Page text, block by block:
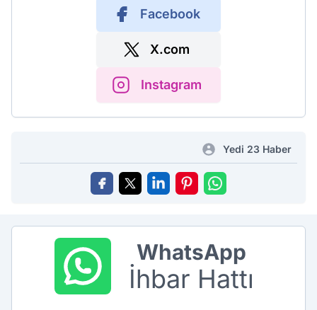
Facebook
X.com
Instagram
Yedi 23 Haber
WhatsApp
İhbar Hattı